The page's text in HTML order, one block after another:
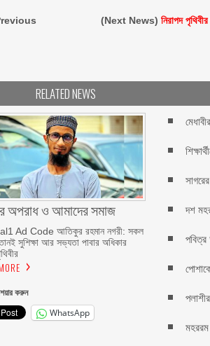
(Next News)নিরাপদ
RELATED NEWS
অপরাধ ও আমাদের সমাজ
Ad Code আতিকুর রহমান নগরী: সকল
সুশিক্ষা আর সভ্যতা পাবার অধিকার
করুন
WhatsApp
দশ